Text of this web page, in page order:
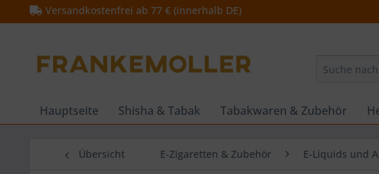
Versandkostenfrei ab 77 € (innerhalb DE)
Hauptseite Shisha & Tabak Tabakwaren & Zubehör
Übersicht E-Zigaretten & Zubehör E-Liquids und